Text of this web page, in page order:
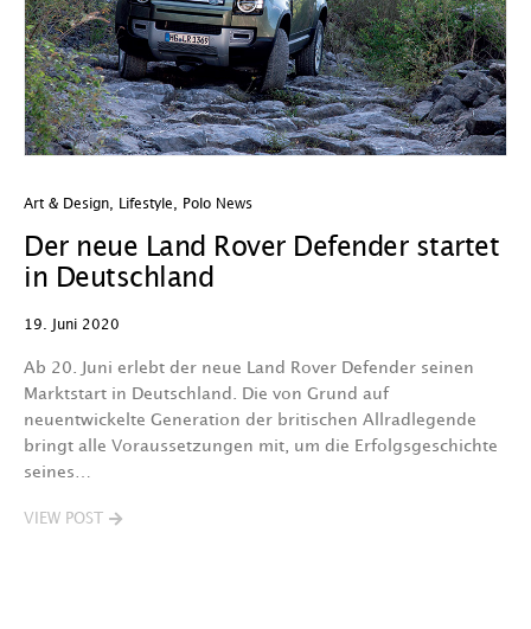
Art & Design Lifestyle Polo News
Der neue Land Rover Defender startet
in Deutschland
19. Juni 2020
Ab 20. Juni erlebt der neue Land Rover Defender seinen
Marktstart in Deutschland. Die von Grund auf
neuentwickelte Generation der britischen Allradlegende
bringt alle Voraussetzungen mit, um die Erfolgsgeschichte
seines…
VIEW POST